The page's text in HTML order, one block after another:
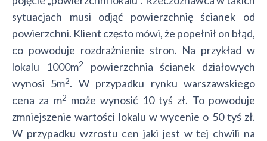
sytuacjach musi odjąć powierzchnię ścianek od
powierzchni. Klient często mówi, że popełnił on błąd,
co powoduje rozdrażnienie stron. Na przykład w
lokalu 1000m2
powierzchnia ścianek działowych
wynosi 5m2. W przypadku rynku warszawskiego
cena za m2 może wynosić 10 tyś zł. To powoduje
zmniejszenie wartości lokalu w wycenie o 50 tyś zł.
W przypadku wzrostu cen jaki jest w tej chwili na